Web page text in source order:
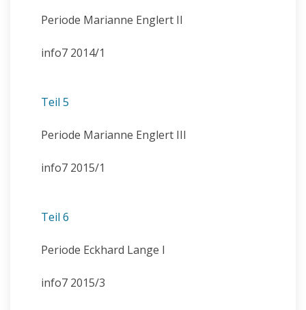
Periode Marianne Englert II
info7 2014/1
Teil 5
Periode Marianne Englert III
info7 2015/1
Teil 6
Periode Eckhard Lange I
info7 2015/3